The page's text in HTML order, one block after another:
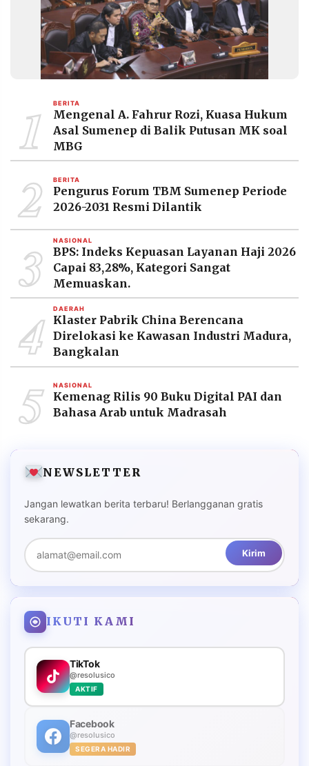
1 BERITA
Mengenal A. Fahrur Rozi, Kuasa Hukum
Asal Sumenep di Balik Putusan MK soal
MBG
2 BERITA
Pengurus Forum TBM Sumenep Periode
2026-2031 Resmi Dilantik
3 NASIONAL
BPS: Indeks Kepuasan Layanan Haji 2026
Capai 83,28%, Kategori Sangat
Memuaskan.
4 DAERAH
Klaster Pabrik China Berencana
Direlokasi ke Kawasan Industri Madura,
Bangkalan
5 NASIONAL
Kemenag Rilis 90 Buku Digital PAI dan
Bahasa Arab untuk Madrasah
NEWSLETTER
Jangan lewatkan berita terbaru! Berlangganan gratis
sekarang.
Kirim
IKUTI KAMI
TikTok
@resolusico
AKTIF
Facebook
@resolusico
SEGERA HADIR